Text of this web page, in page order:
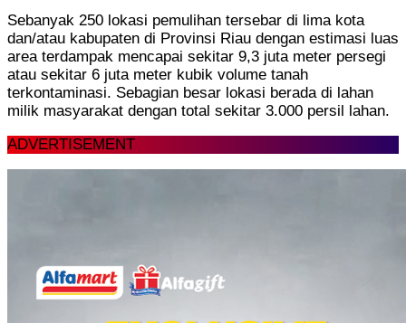
Sebanyak 250 lokasi pemulihan tersebar di lima kota
dan/atau kabupaten di Provinsi Riau dengan estimasi luas
area terdampak mencapai sekitar 9,3 juta meter persegi
atau sekitar 6 juta meter kubik volume tanah
terkontaminasi. Sebagian besar lokasi berada di lahan
milik masyarakat dengan total sekitar 3.000 persil lahan.
ADVERTISEMENT